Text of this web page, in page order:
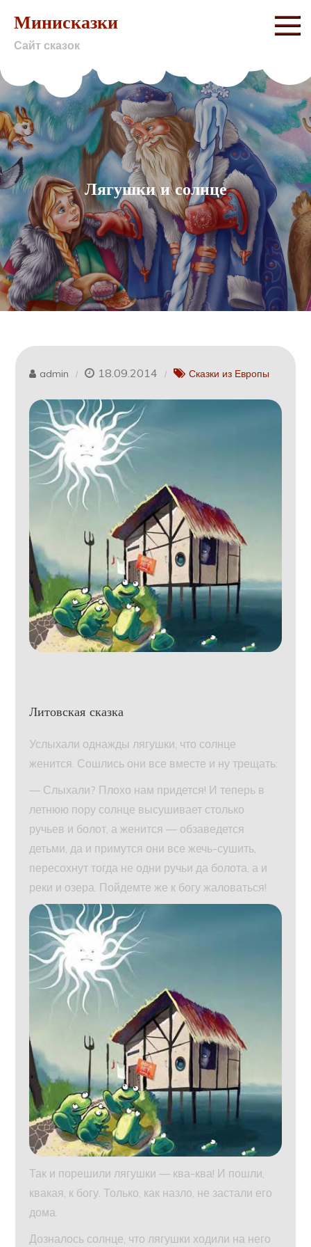
content
Минисказки
Сайт сказок
Лягушки и солнце
admin 18.09.2014 Сказки из Европы
Литовская сказка
Услыхали однажды лягушки, что солнце
женится. Сошлись они все вместе и ну трещать:
— Слыхали? Плохо нам придется! И теперь в
летнюю пору солнце высушивает столько
ручьев и болот, а женится — обзаведется
детьми, да и примутся они все жечь-сушить,
пересохнут тогда не одни ручьи да болота, а и
реки и озера. Пойдемте же к богу жаловаться!
Так и порешили лягушки — ква-ква! И пошли,
квакая, к богу. Только, как назло, не застали его
дома.
Дозналось солнце, что лягушки ходили на него